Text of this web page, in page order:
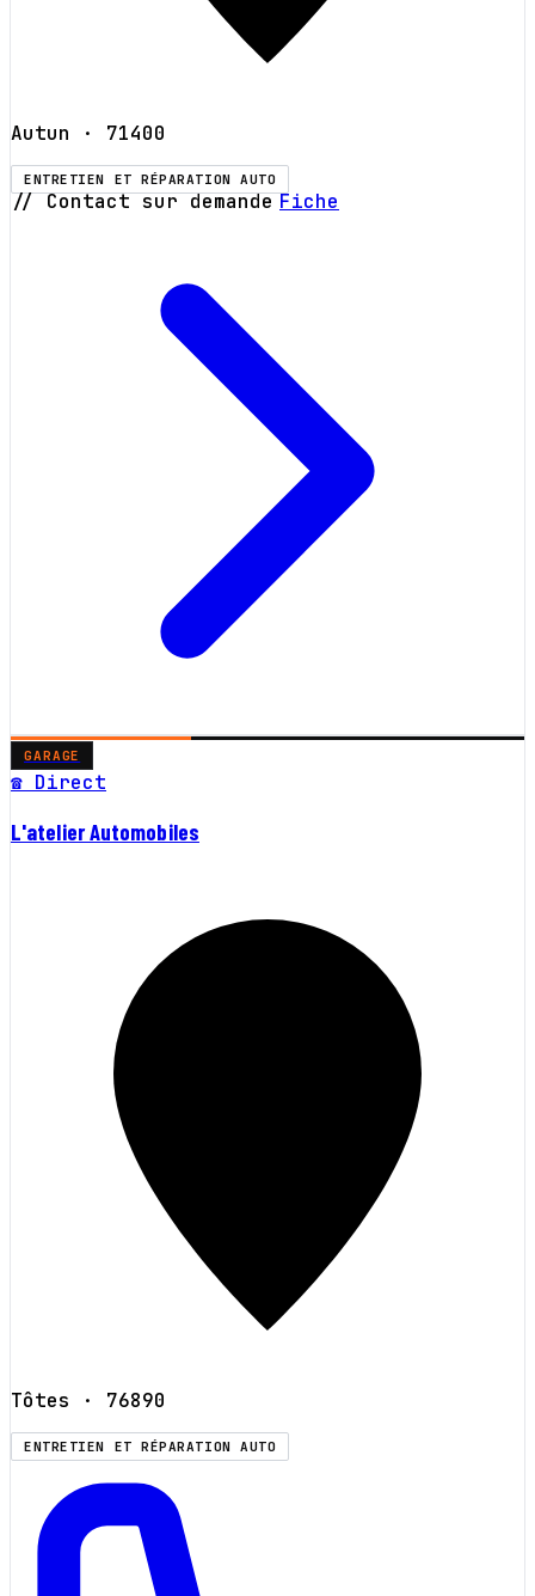
Autun · 71400
ENTRETIEN ET RÉPARATION AUTO
// Contact sur demande Fiche
GARAGE
☎ Direct
L'atelier Automobiles
Tôtes · 76890
ENTRETIEN ET RÉPARATION AUTO